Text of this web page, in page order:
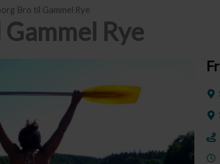
Bro til Gammel Rye
Rye